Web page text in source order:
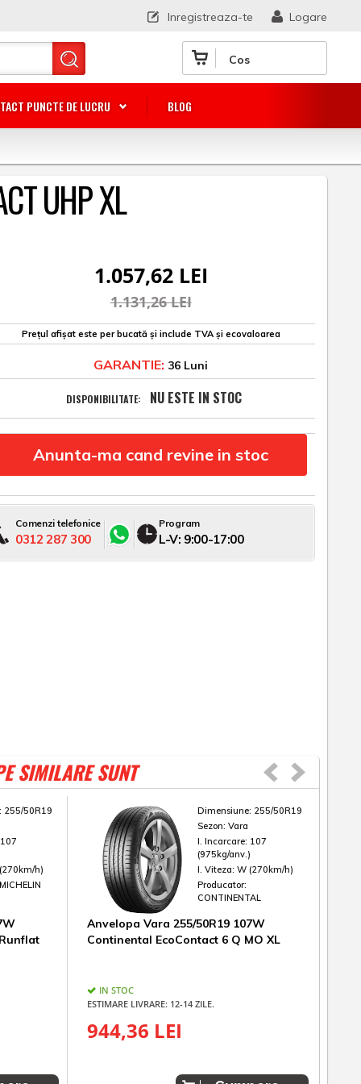
Cos
PUNCTE DE LUCRU BLOG
Logare
Inregistreaza-te
UHP XL
1.057,62 LEI
1.131,26 LEI
Prețul afișat este per bucată și include TVA și ecovaloarea
GARANTIE: 36 Luni
DISPONIBILITATE: NU ESTE IN STOC
Anunta-ma cand revine in stoc
Comenzi telefonice
0312 287 300
Program
L-V: 9:00-17:00
SIMILARE SUNT
255/50R19
107
h)
MICHELIN
Dimensiune: 255/50R19
Sezon:Vara
I. Incarcare: 107
(975kg/anv.)
I. Viteza:W (270km/h)
Producator:
CONTINENTAL
Anvelopa Vara 255/50R19 107W
Continental EcoContact 6 Q MO XL
IN STOC
ESTIMARE LIVRARE: 12-14 ZILE.
944,36 LEI